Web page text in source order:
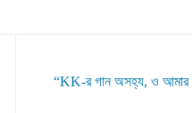
“KK-র গান অসহ্য, ও আমার